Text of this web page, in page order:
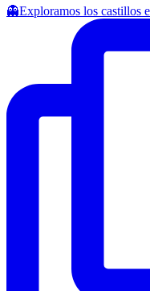
👻Exploramos los castillos